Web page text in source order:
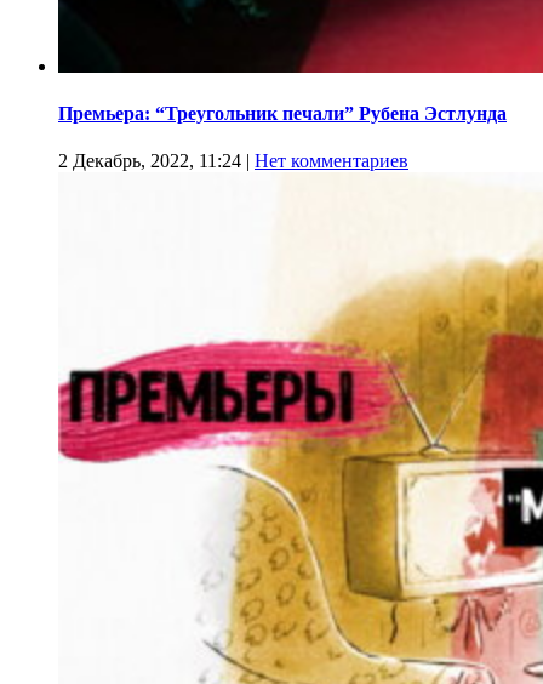
Премьера: “Треугольник печали” Рубена Эстлунда
2 Декабрь, 2022, 11:24 | Нет комментариев